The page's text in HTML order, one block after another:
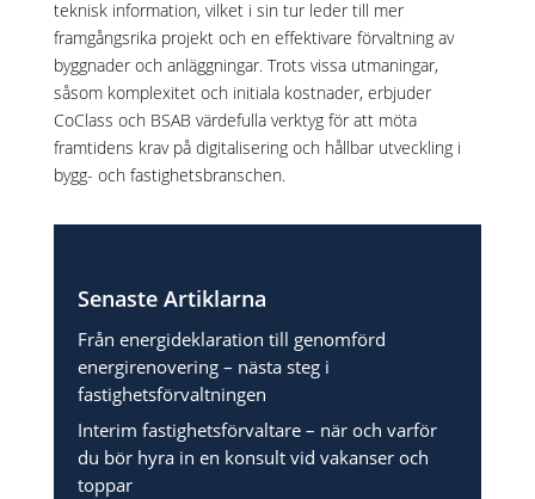
teknisk information, vilket i sin tur leder till mer
framgångsrika projekt och en effektivare förvaltning av
byggnader och anläggningar. Trots vissa utmaningar,
såsom komplexitet och initiala kostnader, erbjuder
CoClass och BSAB värdefulla verktyg för att möta
framtidens krav på digitalisering och hållbar utveckling i
bygg- och fastighetsbranschen.
Senaste Artiklarna
Från energideklaration till genomförd
energirenovering – nästa steg i
fastighetsförvaltningen
Interim fastighetsförvaltare – när och varför
du bör hyra in en konsult vid vakanser och
toppar